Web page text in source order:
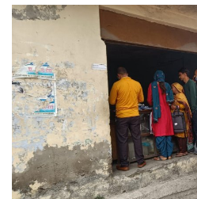
National
Himachal
Sports
Gallery
Enquiry